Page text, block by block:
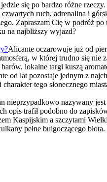
się po bardzo różne
ruch, adrenalina i
Zapraszam Cię w podróż
na najbliższy wyjazd?
Alicante oczarowuje już od
w której trudno się
lokalne targi kuszą
od lat pozostaje jednym z
tego słonecznego
nieprzypadkowo nazywany
opis trafił podobno do
Kaspijskim a szczytami
pełne bulgoczącego